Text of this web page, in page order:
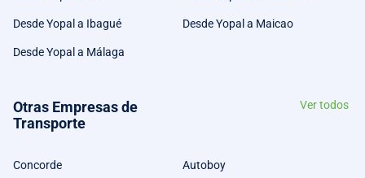
Desde Yopal a Ibagué Desde Yopal a Maicao
Desde Yopal a Málaga
Otras Empresas de
Transporte
Ver todos
Concorde Autoboy